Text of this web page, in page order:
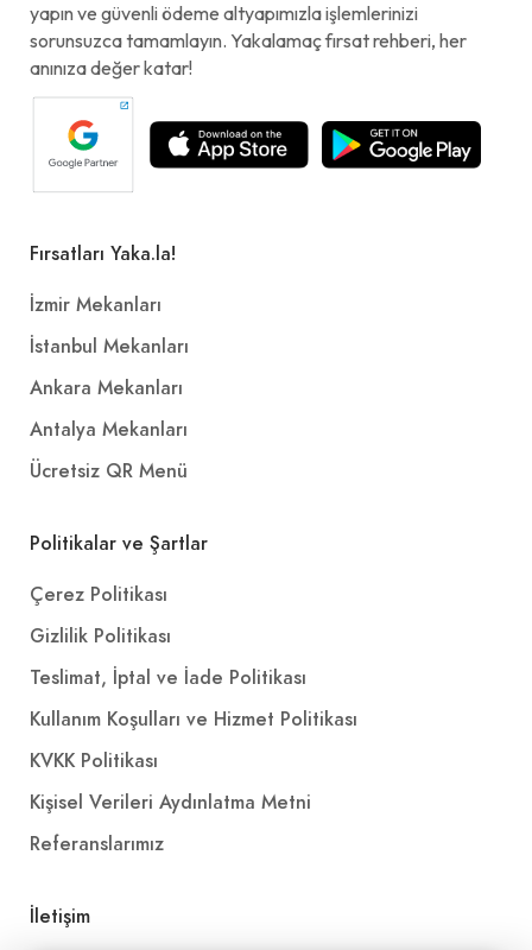
yapın ve güvenli ödeme altyapımızla işlemlerinizi
sorunsuzca tamamlayın. Yakalamaç fırsat rehberi, her
anınıza değer katar!
Fırsatları Yaka.la!
İzmir Mekanları
İstanbul Mekanları
Ankara Mekanları
Antalya Mekanları
Ücretsiz QR Menü
Politikalar ve Şartlar
Çerez Politikası
Gizlilik Politikası
Teslimat, İptal ve İade Politikası
Kullanım Koşulları ve Hizmet Politikası
KVKK Politikası
Kişisel Verileri Aydınlatma Metni
Referanslarımız
İletişim